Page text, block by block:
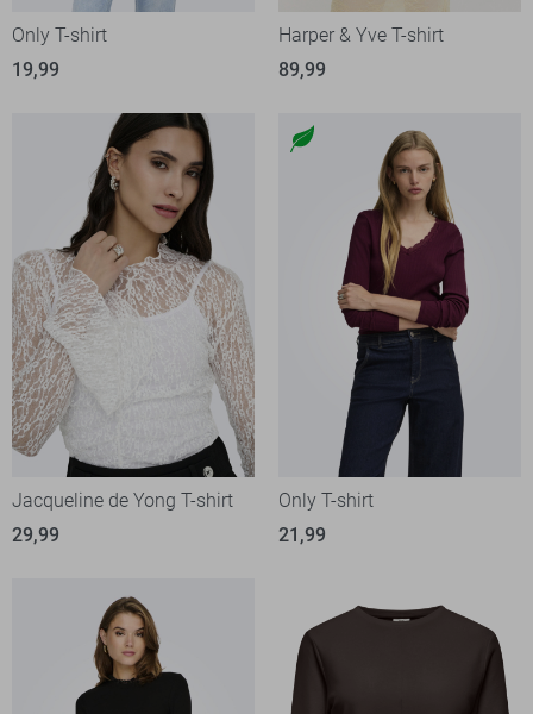
Only T-shirt
19,99
Harper & Yve T-shirt
89,99
Jacqueline de Yong T-shirt
29,99
Only T-shirt
21,99